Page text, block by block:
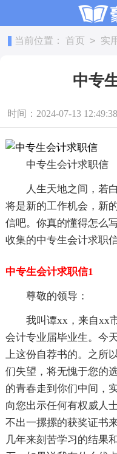
当前位置： 首页 > 实
中专
时间：2024-07-13 12:49:38
中专生会计求职信
人生天地之间，若
将是新的工作机会，新
信吧。你真的懂得怎么
收集的中专生会计求职
中专生会计求职信1
尊敬的领导：
我叫谭xx，来自xx
会计专业届毕业生。今
上这份自荐书的。之所
们失望，将无愧于您的
的青春走到你们中间，
向您出示任何有权威人
不出一摞摞的获奖证书
几年来刻苦学习的结果